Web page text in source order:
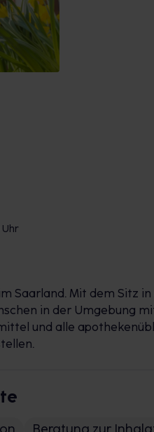
Saarland. Mit dem Sitz
in der Umgebung
und alle